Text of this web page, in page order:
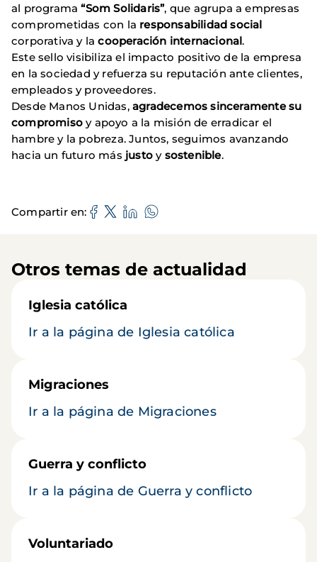
al programa“Som Solidaris”, que agrupa a empresas
comprometidas con la responsabilidad social
corporativa y lacooperación internacional.
Este sello visibiliza el impacto positivo de la empresa
en la sociedad y refuerza su reputación ante clientes,
empleados y proveedores.
Desde Manos Unidas, agradecemos sinceramente su
compromiso y apoyo a la misión de erradicar el
hambre y la pobreza. Juntos, seguimos avanzando
hacia un futuro más justoy sostenible.
Compartir en
Otros temas de actualidad
Iglesia católica
Ir a la página de Iglesia católica
Migraciones
Ir a la página de Migraciones
Guerra y conflicto
Ir a la página de Guerra y conflicto
Voluntariado